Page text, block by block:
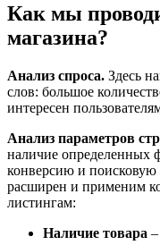
Как мы
магазина?
Анализ спроса. Здесь
слов: большое
интересен
Анализ параметров
наличие определенных
конверсию и
расширен и применим
листингам:
Наличие товара